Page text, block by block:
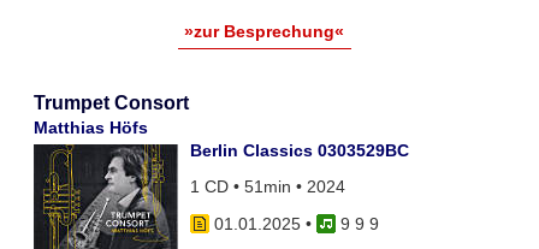
»zur Besprechung«
Trumpet Consort
Matthias Höfs
Berlin Classics 0303529BC
1 CD • 51min • 2024
01.01.2025•
9 9 9